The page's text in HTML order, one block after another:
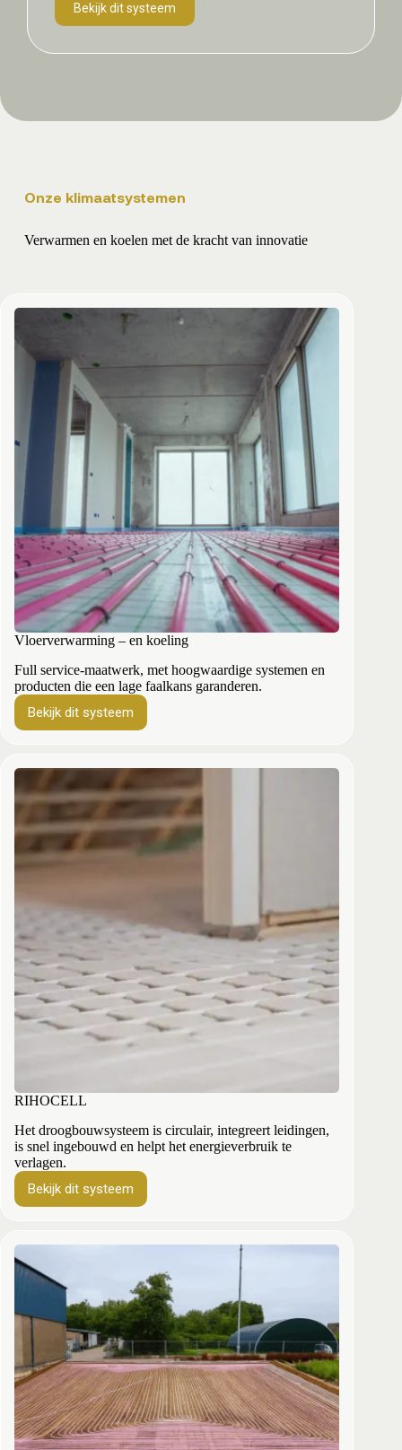
Bekijk dit systeem
Onze klimaatsystemen
Verwarmen en koelen met de kracht van innovatie
Vloerverwarming – en koeling
Full service-maatwerk, met hoogwaardige systemen en
producten die een lage faalkans garanderen.
Bekijk dit systeem
Vloerverwarming
–
RIHOCELL
Het droogbouwsysteem is circulair, integreert leidingen,
is snel ingebouwd en helpt het energieverbruik te
verlagen.
Bekijk dit systeem
RIHOCELL